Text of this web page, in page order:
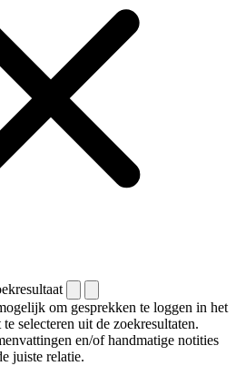
om gesprekken te loggen in het
selecteren uit de zoekresultaten.
en/of handmatige notities
juiste relatie.